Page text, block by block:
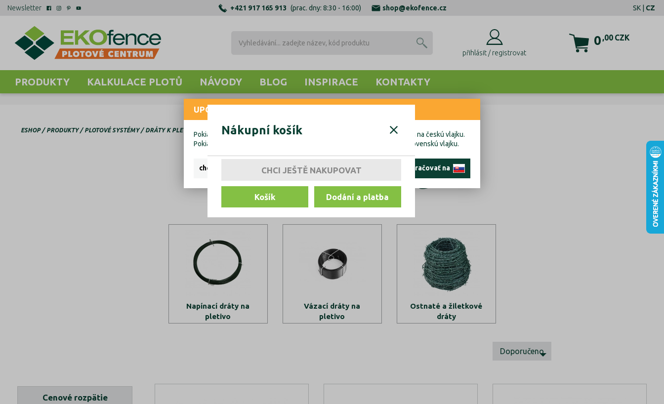
Newsletter +421 917 165 913 (prac. dny: 8:30 - 16:00) shop@ekofence.cz SK | CZ
přihlásit / registrovat
0 ,00 CZK
PRODUKTY KALKULACE PLOTŮ NÁVODY BLOG INSPIRACE KONTAKTY
Nákupní košík
CHCI JEŠTĚ NAKUPOVAT
Košík Dodání a platba
ESHOP PRODUKTY PLOTOVÉ SYSTÉMY DRÁTY K PLETIVU
Dráty k pletivu
Napínací dráty na
pletivo
Vázací dráty na
pletivo
Ostnaté a žiletkové
dráty
Cenové rozpätie
Doporučeno
UPOZORNENIE
Pokiaľ chcete uskutočniť objednávku do Českej republiky, kliknite prosím na českú vlajku.
Pokiaľ chcete uskutočniť objednávku na Slovensko, kliknite prosím na slovenskú vlajku.
chcem ostať tu pokračovať na